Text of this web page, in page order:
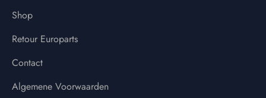
Shop
Retour Europarts
Contact
Algemene Voorwaarden